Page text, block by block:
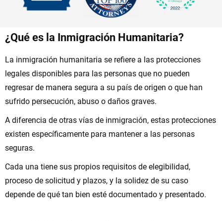
¿Qué es la Inmigración Humanitaria?
La inmigración humanitaria se refiere a las protecciones
legales disponibles para las personas que no pueden
regresar de manera segura a su país de origen o que han
sufrido persecución, abuso o daños graves.
A diferencia de otras vías de inmigración, estas protecciones
existen específicamente para mantener a las personas
seguras.
Cada una tiene sus propios requisitos de elegibilidad,
proceso de solicitud y plazos, y la solidez de su caso
depende de qué tan bien esté documentado y presentado.